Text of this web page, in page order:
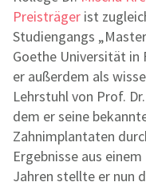
Preisträger ist
Studiengangs
Goethe Universität
er außerdem als
Lehrstuhl von Prof.
dem er seine
Zahnimplantaten
Ergebnisse aus
Jahren stellte er nun